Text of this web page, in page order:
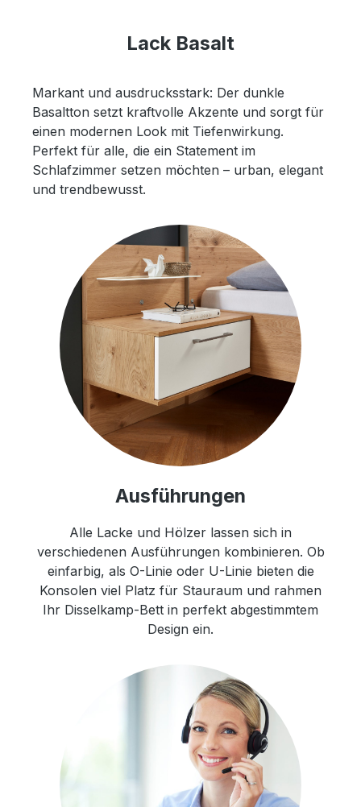
Lack Basalt
Markant und ausdrucksstark: Der dunkle
Basaltton setzt kraftvolle Akzente und sorgt für
einen modernen Look mit Tiefenwirkung.
Perfekt für alle, die ein Statement im
Schlafzimmer setzen möchten – urban, elegant
und trendbewusst.
Ausführungen
Alle Lacke und Hölzer lassen sich in
verschiedenen Ausführungen kombinieren. Ob
einfarbig, als O-Linie oder U-Linie bieten die
Konsolen viel Platz für Stauraum und rahmen
Ihr Disselkamp-Bett in perfekt abgestimmtem
Design ein.